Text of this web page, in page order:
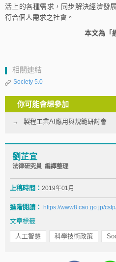
活上的各種需求，同步解決經濟發
符合個人需求之社會。
本文為「
相關連結
Society 5.0
你可能會想參加
製程工業AI應用與規範研討會
劉芷宜
法律研究員 編譯整理
上稿時間： 2019年01月
進階閱讀： https://www8.cao.go.jp/
文章標籤
人工智慧 科學技術政策